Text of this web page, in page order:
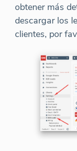
obtener más
descargar los
clientes, por